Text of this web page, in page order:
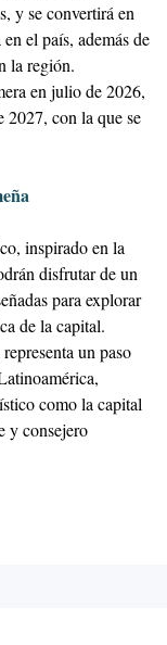
y se convertirá en
el país, además de
la región.
en julio de 2026,
2027, con la que se
inspirado en la
disfrutar de un
para explorar
de la capital.
un paso
como la capital
y consejero